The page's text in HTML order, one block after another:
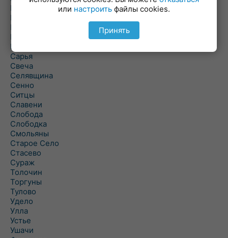
Полоцк
Поставы
Прозороки
Россоны
Руба
Сарья
Свеча
Селявщина
Сенно
Ситцы
Славени
Слобода
Слободка
Смольяны
Старое Село
Стасево
Сураж
Толочин
Торгуны
Тулово
Удело
Улла
Устье
Ушачи
или настроить файлы cookies.
Принять